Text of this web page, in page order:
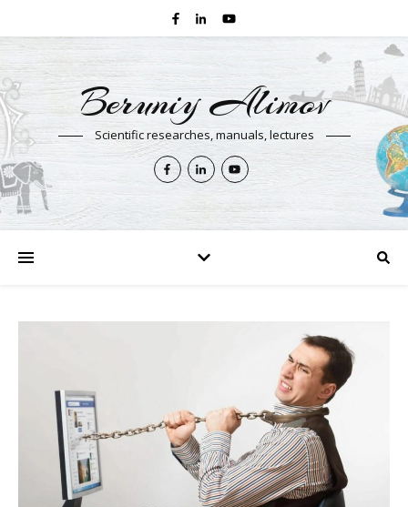
Beruniy Alimov
Scientific researches, manuals, lectures